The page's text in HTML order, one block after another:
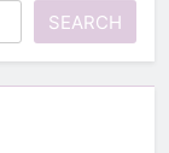
SEARCH